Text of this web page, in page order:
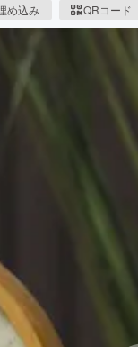
め込み QRコード